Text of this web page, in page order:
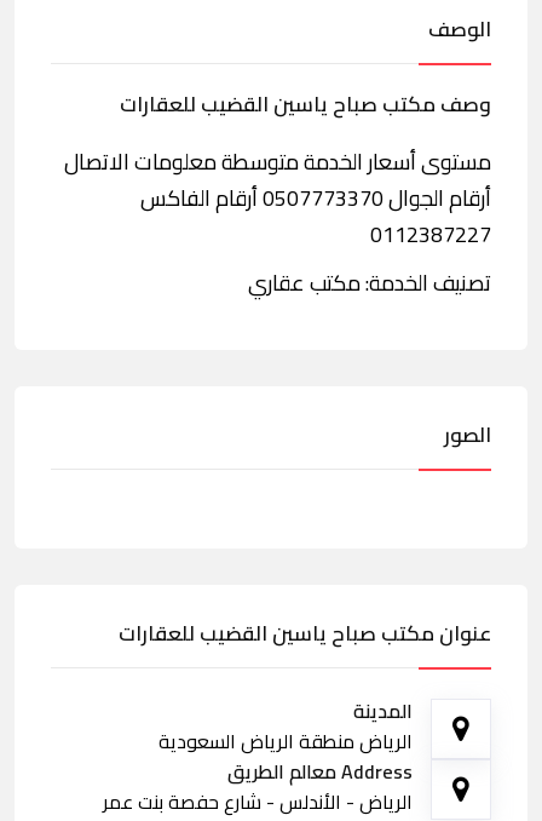
الوصف
وصف مكتب صباح ياسين القضيب للعقارات
مستوى أسعار الخدمة متوسطة معلومات الاتصال
أرقام الجوال 0507773370 أرقام الفاكس
0112387227
تصنيف الخدمة: مكتب عقاري
الصور
عنوان مكتب صباح ياسين القضيب للعقارات
المدينة
الرياض منطقة الرياض السعودية
Address معالم الطريق
الرياض - الأندلس - شارع حفصة بنت عمر